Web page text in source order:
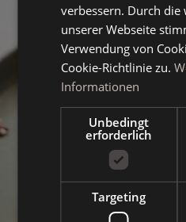
verbessern. Durch die
unserer Webseite
Verwendung von
Cookie-Richtlinie zu.
Informationen
Unbedingt
erforderlich
Targeting